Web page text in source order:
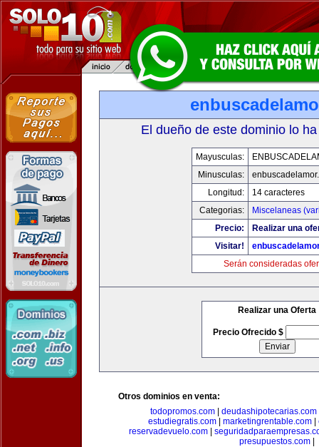
El dueño de este dominio lo
Mayusculas:
Minusculas:
Longitud:
14 caracteres
Categorias:
Miscelaneas
Precio:
Realizar una
Visitar!
Serán consideradas
Realizar una Oferta
Precio Ofrecido $
Otros dominios en venta:
todopromos.com
deudashipotecarias.com
estudiegratis.com
marketingrentable.com
reservadevuelo.com
presupuestos.com